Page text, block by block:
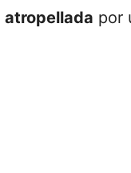
atropellada por